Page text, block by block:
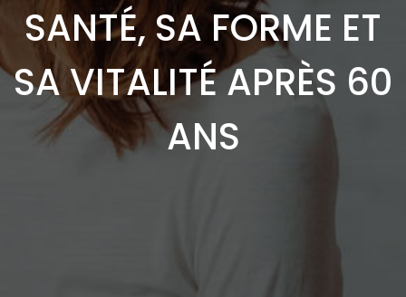
SANTÉ, SA FORME ET
SA VITALITÉ APRÈS 60
ANS